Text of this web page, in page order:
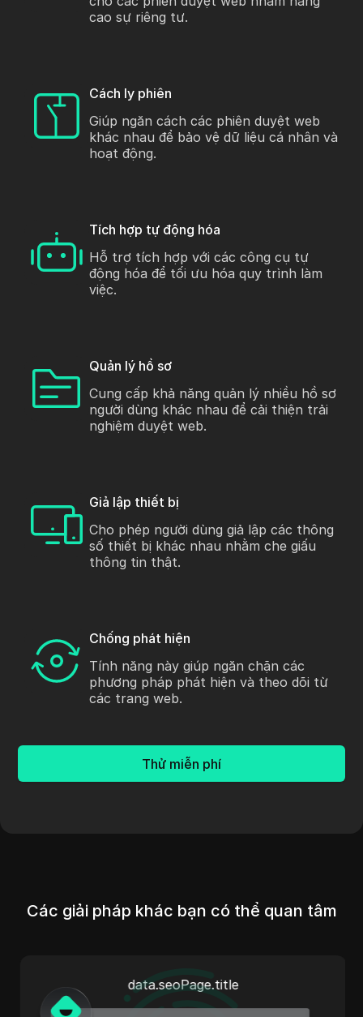
cao sự riêng tư.
Cách ly phiên
Giúp ngăn cách các phiên duyệt web
khác nhau để bảo vệ dữ liệu cá nhân và
hoạt động.
Tích hợp tự động hóa
Hỗ trợ tích hợp với các công cụ tự
động hóa để tối ưu hóa quy trình làm
việc.
Quản lý hồ sơ
Cung cấp khả năng quản lý nhiều hồ sơ
người dùng khác nhau để cải thiện trải
nghiệm duyệt web.
Giả lập thiết bị
Cho phép người dùng giả lập các thông
số thiết bị khác nhau nhằm che giấu
thông tin thật.
Chống phát hiện
Tính năng này giúp ngăn chặn các
phương pháp phát hiện và theo dõi từ
các trang web.
Thử miễn phí
Các giải pháp khác bạn có thể quan tâm
data.seoPage.title